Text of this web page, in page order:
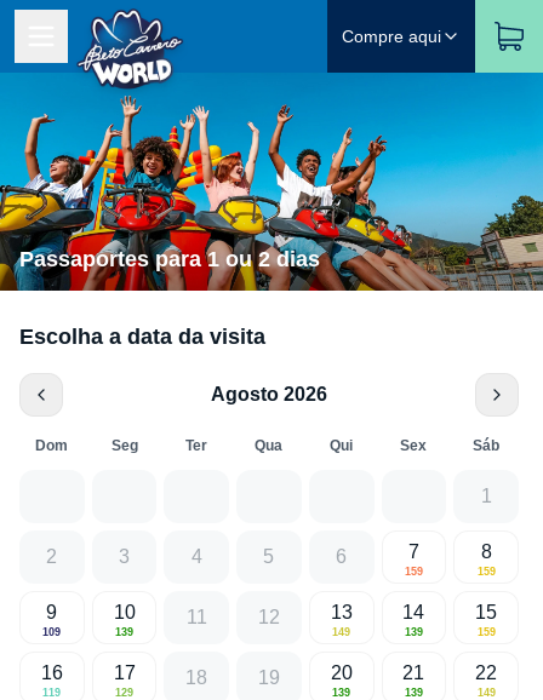
Compre aqui
Passaportes para 1 ou 2 dias
Escolha a data da visita
Agosto 2026
Dom Seg Ter Qua Qui Sex Sáb
1
2 3 4 5 6 7
159
8
159
9
109
10
139
11 12 13
149
14
139
15
159
16
119
17
129
18 19 20
139
21
139
22
149